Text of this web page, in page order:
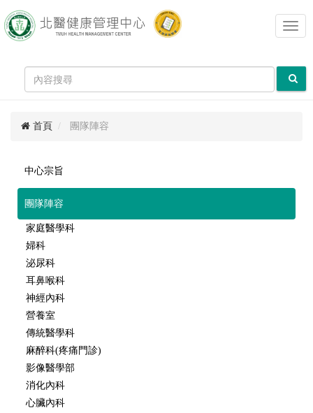
首頁 團隊陣容
中心宗旨
團隊陣容
家庭醫學科
婦科
泌尿科
耳鼻喉科
神經內科
營養室
傳統醫學科
麻醉科(疼痛門診)
影像醫學部
消化內科
心臟內科